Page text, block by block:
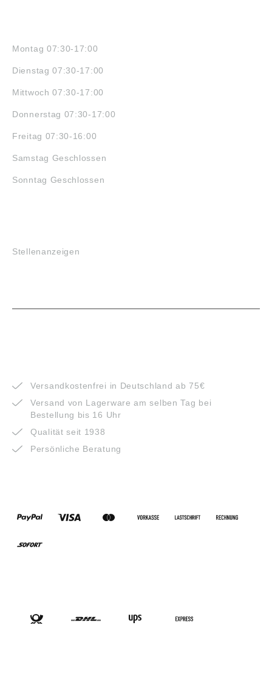
Montag 07:30-17:00
Dienstag 07:30-17:00
Mittwoch 07:30-17:00
Donnerstag 07:30-17:00
Freitag 07:30-16:00
Samstag Geschlossen
Sonntag Geschlossen
Stellenanzeigen
Versandkostenfrei in Deutschland ab 75€
Versand von Lagerware am selben Tag bei
Bestellung bis 16 Uhr
Qualität seit 1938
Persönliche Beratung